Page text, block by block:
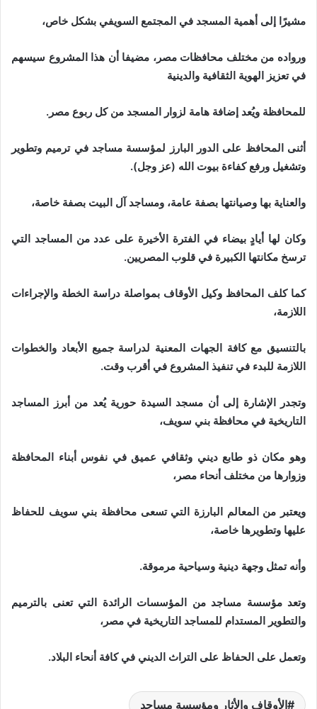
مشيرًا إلى أهمية المسجد في المجتمع السويفي بشكل خاص،
ورواده من مختلف محافظات مصر، مضيفا أن هذا المشروع سيسهم
في تعزيز الهوية الثقافية والدينية
للمحافظة ويُعد إضافة هامة لزوار المسجد من كل ربوع مصر.
أثنى المحافظ على الدور البارز لمؤسسة مساجد في ترميم وتطوير
وتشغيل ورفع كفاءة بيوت الله (عز وجل).
والعناية بها وصيانتها بصفة عامة، ومساجد آل البيت بصفة خاصة،
وكان لها أيادٍ بيضاء في الفترة الأخيرة على عدد من المساجد التي
ترسخ مكانتها الكبيرة في قلوب المصريين.
كما كلف المحافظ وكيل الأوقاف بمواصلة دراسة الخطة والإجراءات
اللازمة،
بالتنسيق مع كافة الجهات المعنية لدراسة جميع الأبعاد والخطوات
اللازمة للبدء في تنفيذ المشروع في أقرب وقت.
وتجدر الإشارة إلى أن مسجد السيدة حورية يُعد من أبرز المساجد
التاريخية في محافظة بني سويف،
وهو مكان ذو طابع ديني وثقافي عميق في نفوس أبناء المحافظة
وزوارها من مختلف أنحاء مصر،
ويعتبر من المعالم البارزة التي تسعى محافظة بني سويف للحفاظ
عليها وتطويرها خاصة،
وأنه تمثل وجهة دينية وسياحية مرموقة.
وتعد مؤسسة مساجد من المؤسسات الرائدة التي تعنى بالترميم
والتطوير المستدام للمساجد التاريخية في مصر،
وتعمل على الحفاظ على التراث الديني في كافة أنحاء البلاد.
الأوقاف والأثار ومؤسسة مساجد